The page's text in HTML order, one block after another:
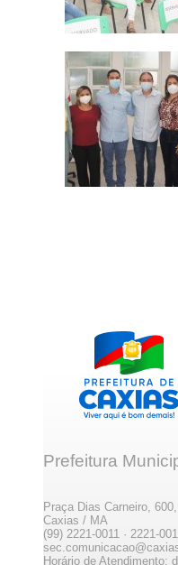
Prefeitura
Praça Dias Carneiro,
Caxias / MA
(99) 2221-0011 · 2221-
Horário de Atendimento: